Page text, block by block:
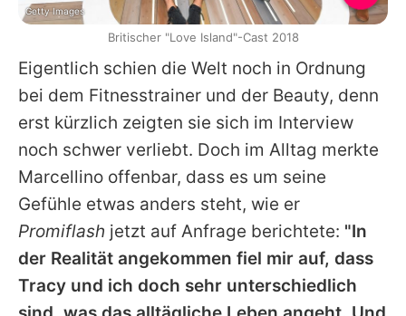
Eigentlich schien die Welt noch in Ordnung
bei dem Fitnesstrainer und der Beauty, denn
erst kürzlich zeigten sie sich im Interview
noch schwer verliebt. Doch im Alltag merkte
Marcellino offenbar, dass es um seine
Gefühle etwas anders steht, wie er
Promiflash jetzt auf Anfrage berichtete: "In
der Realität angekommen fiel mir auf, dass
Tracy und ich doch sehr unterschiedlich
Getty Images
Britischer "Love Island"-Cast 2018